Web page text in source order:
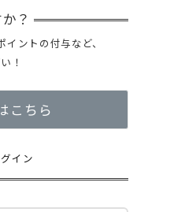
ントの付与など、
！
こちら
イン